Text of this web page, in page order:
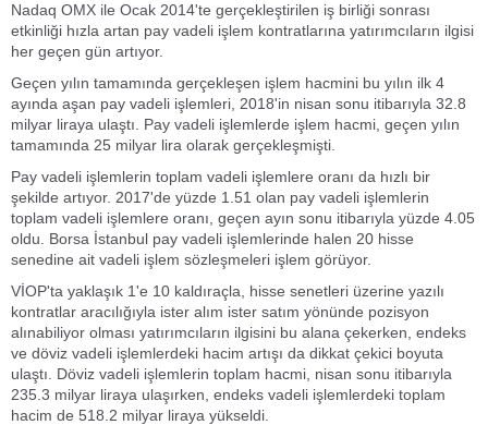
Nadaq OMX ile Ocak 2014'te gerçekleştirilen iş birliği sonrası
etkinliği hızla artan pay vadeli işlem kontratlarına yatırımcıların ilgisi
her geçen gün artıyor.
Geçen yılın tamamında gerçekleşen işlem hacmini bu yılın ilk 4
ayında aşan pay vadeli işlemleri, 2018'in nisan sonu itibarıyla 32.8
milyar liraya ulaştı. Pay vadeli işlemlerde işlem hacmi, geçen yılın
tamamında 25 milyar lira olarak gerçekleşmişti.
Pay vadeli işlemlerin toplam vadeli işlemlere oranı da hızlı bir
şekilde artıyor. 2017'de yüzde 1.51 olan pay vadeli işlemlerin
toplam vadeli işlemlere oranı, geçen ayın sonu itibarıyla yüzde 4.05
oldu. Borsa İstanbul pay vadeli işlemlerinde halen 20 hisse
senedine ait vadeli işlem sözleşmeleri işlem görüyor.
VİOP'ta yaklaşık 1'e 10 kaldıraçla, hisse senetleri üzerine yazılı
kontratlar aracılığıyla ister alım ister satım yönünde pozisyon
alınabiliyor olması yatırımcıların ilgisini bu alana çekerken, endeks
ve döviz vadeli işlemlerdeki hacim artışı da dikkat çekici boyuta
ulaştı. Döviz vadeli işlemlerin toplam hacmi, nisan sonu itibarıyla
235.3 milyar liraya ulaşırken, endeks vadeli işlemlerdeki toplam
hacim de 518.2 milyar liraya yükseldi.